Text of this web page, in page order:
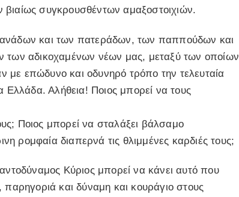
συγκρουσθέντων αμαξοστοιχιών.
και των πατεράδων, των παππούδων και
των αδικοχαμένων νέων μας, μεταξύ των οποίων
επώδυνο και οδυνηρό τρόπο την τελευταία
Αλήθεια! Ποιος μπορεί να τους
Ποιος μπορεί να σταλάξει βάλσαμο
ρομφαία διαπερνά τις θλιμμένες καρδιές τους;
Κύριος μπορεί να κάνει αυτό που
και δύναμη και κουράγιο στους